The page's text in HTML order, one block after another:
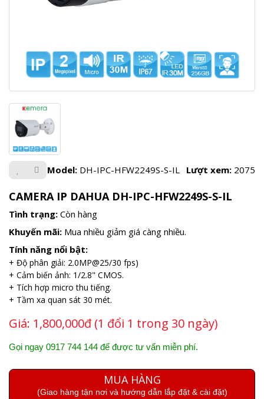
Model: DH-IPC-HFW2249S-S-IL Lượt xem: 2075
CAMERA IP DAHUA DH-IPC-HFW2249S-S-IL
Tình trạng: Còn hàng
Khuyến mãi: Mua nhiều giảm giá càng nhiều.
Tính năng nổi bật:
+ Độ phân giải: 2.0MP@25/30 fps)
+ Cảm biến ảnh: 1/2.8" CMOS.
+ Tích hợp micro thu tiếng.
+ Tầm xa quan sát 30 mét.
Giá: 1,800,000đ (1 đổi 1 trong 30 ngày)
Gọi ngay 0917 744 144 để được tư vấn miễn phí.
MUA HÀNG
(Giao hàng tận nơi và hướng dẫn lắp đặt & cài đặt)